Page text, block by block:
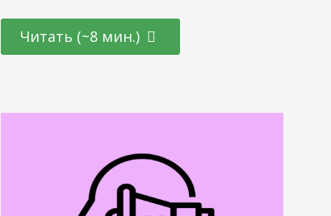
пользователями. Кроме того, аудитории — это мост между
вашими кампаниями и даже каналами. Рекламодатели могут
Читать (~8 мин.)